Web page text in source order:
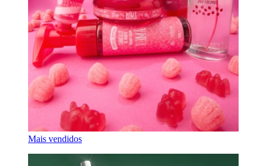
Mais vendidos